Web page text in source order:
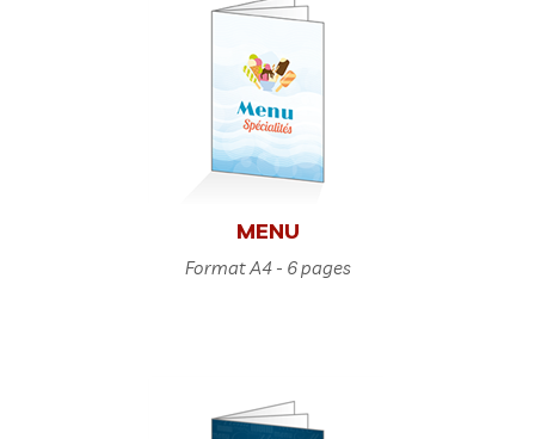
MENU
Format A4 - 6 pages